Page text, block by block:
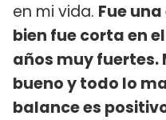
en mi vida. Fue
bien fue corta en
años muy fuertes.
bueno y todo lo
balance es